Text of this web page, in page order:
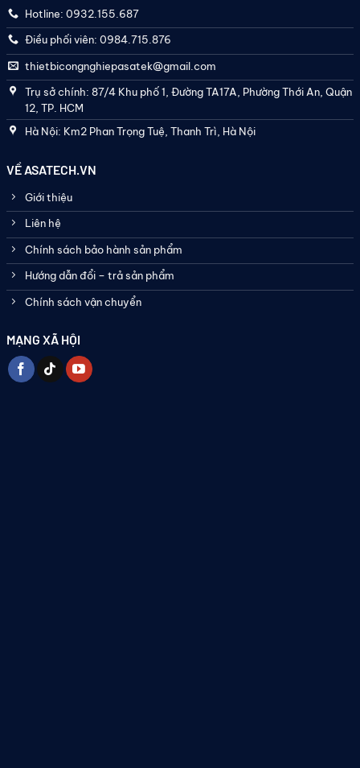
Hotline: 0932.155.687
Điều phối viên: 0984.715.876
thietbicongnghiepasatek@gmail.com
Trụ sở chính: 87/4 Khu phố 1, Đường TA17A, Phường Thới An, Quận
12, TP. HCM
Hà Nội: Km2 Phan Trọng Tuệ, Thanh Trì, Hà Nội
VỀ ASATECH.VN
Giới thiệu
Liên hệ
Chính sách bảo hành sản phẩm
Hướng dẫn đổi – trả sản phẩm
Chính sách vận chuyển
MẠNG XÃ HỘI